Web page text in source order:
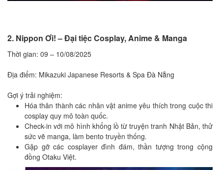
2. Nippon Ơi! – Đại tiệc Cosplay, Anime & Manga
Thời gian: 09 – 10/08/2025
Địa điểm: Mikazuki Japanese Resorts & Spa Đà Nẵng
Gợi ý trải nghiệm:
Hóa thân thành các nhân vật anime yêu thích trong cuộc thi
cosplay quy mô toàn quốc.
Check-in với mô hình khổng lồ từ truyện tranh Nhật Bản, thử
sức vẽ manga, làm bento truyền thống.
Gặp gỡ các cosplayer đình đám, thần tượng trong cộng
đồng Otaku Việt.